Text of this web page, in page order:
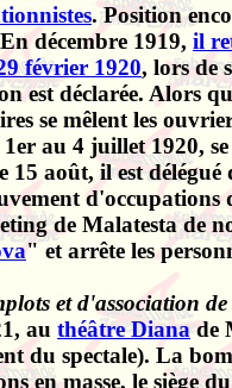
. Position
décembre 1919, il
février 1920, lors de
est déclarée. Alors
se mêlent les
au 4 juillet 1920,
15 août, il est
d'occupations
de Malatesta de
" et arrête les
et d'association
au théâtre Dianade
du spectale). La
en masse, le